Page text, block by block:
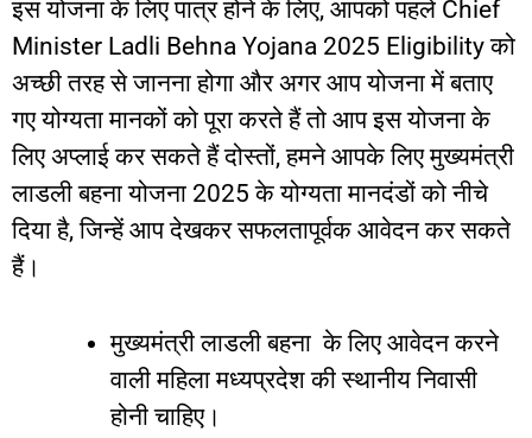
इस योजना के लिए पात्र होने के लिए, आपको पहले Chief
Minister Ladli Behna Yojana 2025 Eligibilityको
अच्छी तरह से जानना होगा और अगर आप योजना में बताए
गए योग्यता मानकों को पूरा करते हैं तो आप इस योजना के
लिए अप्लाई कर सकते हैं दोस्तों,हमने आपके लिए मुख्यमंत्री
लाडली बहना योजना 2025के योग्यता मानदंडों को नीचे
दिया है,जिन्हें आप देखकर सफलतापूर्वक आवेदन कर सकते
हैं।
मुख्यमंत्री लाडली बहना के लिए आवेदन करने
वाली महिला मध्यप्रदेश की स्थानीय निवासी
होनी चाहिए।